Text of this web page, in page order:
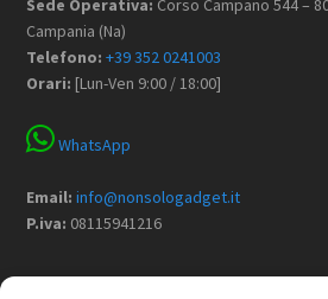
Sede Operativa: Corso Campano 544 –
Campania (Na)
Telefono: +39 352 0241003
Orari: [Lun-Ven 9:00 / 18:00]
WhatsApp
Email: info@nonsologadget.it
P.iva: 08115941216
Menù